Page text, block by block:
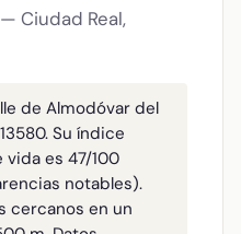
— Ciudad Real,
de Almodóvar del
Su índice
vida es 47/100
notables).
cercanos en un